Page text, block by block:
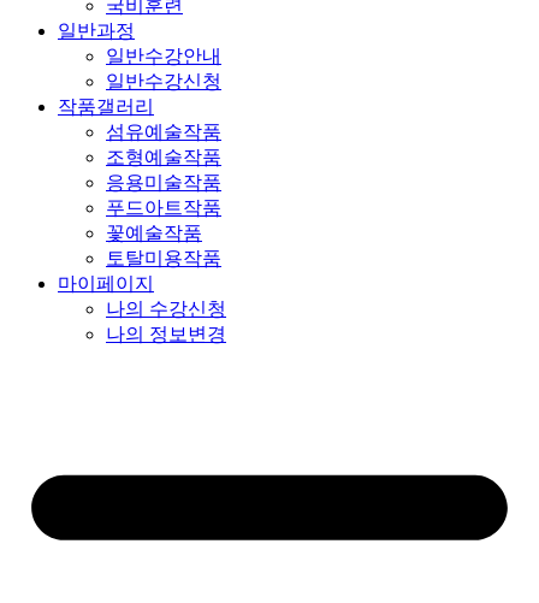
국비훈련
일반과정
일반수강안내
일반수강신청
작품갤러리
섬유예술작품
조형예술작품
응용미술작품
푸드아트작품
꽃예술작품
토탈미용작품
마이페이지
나의 수강신청
나의 정보변경